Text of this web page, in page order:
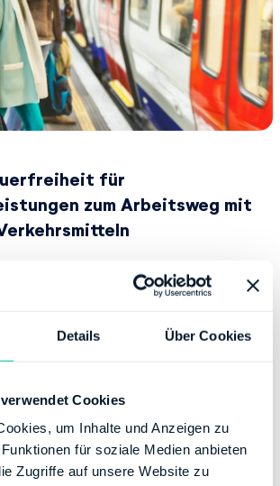
Details Über Cookies
Cookies
um Inhalte und Anzeigen zu
für soziale Medien anbieten
Zugriffe auf unsere Website zu
für
zum Arbeitsweg mit
Verkehrsmittel von der Steuer
Tätigkeitsstätte sowie auf private
zusätzlich zum Gehalt auszahlt.
fortan die Möglichkeit, die
von der monatlichen 44-